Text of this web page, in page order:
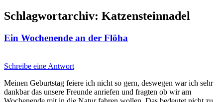
Schlagwortarchiv: Katzensteinnadel
Ein Wochenende an der Flöha
Schreibe eine Antwort
Meinen Geburtstag feiere ich nicht so gern, deswegen war ich sehr
dankbar das unsere Freunde anriefen und fragten ob wir am